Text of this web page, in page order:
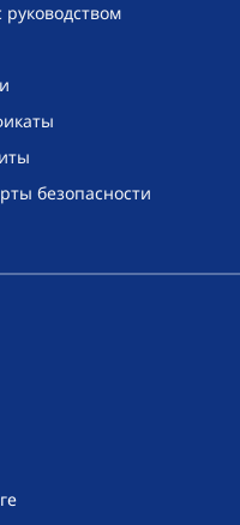
руководством
безопасности